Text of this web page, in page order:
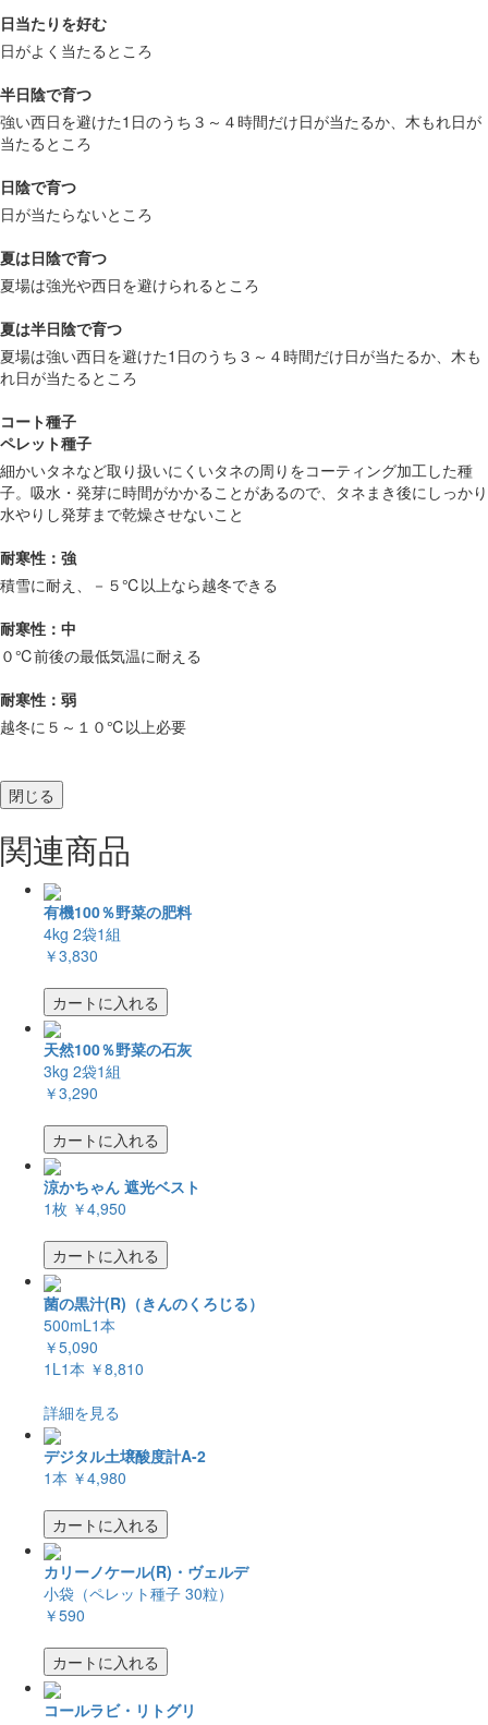
日当たりを好む
日がよく当たるところ
半日陰で育つ
強い西日を避けた1日のうち３～４時間だけ日が当たるか、木もれ日が
当たるところ
日陰で育つ
日が当たらないところ
夏は日陰で育つ
夏場は強光や西日を避けられるところ
夏は半日陰で育つ
夏場は強い西日を避けた1日のうち３～４時間だけ日が当たるか、木も
れ日が当たるところ
コート種子
ペレット種子
細かいタネなど取り扱いにくいタネの周りをコーティング加工した種
子。吸水・発芽に時間がかかることがあるので、タネまき後にしっかり
水やりし発芽まで乾燥させないこと
耐寒性：強
積雪に耐え、－５℃以上なら越冬できる
耐寒性：中
０℃前後の最低気温に耐える
耐寒性：弱
越冬に５～１０℃以上必要
閉じる
関連商品
有機100％野菜の肥料
4kg 2袋1組
￥3,830
カートに入れる
天然100％野菜の石灰
3kg 2袋1組
￥3,290
カートに入れる
涼かちゃん 遮光ベスト
1枚 ￥4,950
カートに入れる
菌の黒汁(R)（きんのくろじる）
500mL1本
￥5,090
1L1本 ￥8,810
詳細を見る
デジタル土壌酸度計A-2
1本 ￥4,980
カートに入れる
カリーノケール(R)・ヴェルデ
小袋（ペレット種子 30粒）
￥590
カートに入れる
コールラビ・リトグリ